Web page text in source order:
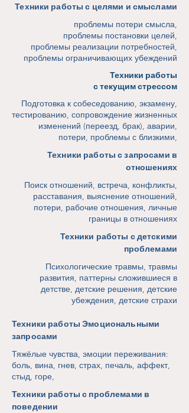
Техники работы с целями и смыслами
проблемы потери смысла,
проблемы постановки целей,
проблемы реализации потребностей,
проблемы ограничивающих убеждений
Техники работы
с текущим стрессом
Подготовка к собеседованию, экзамену,
тестированию, сопровождение жизненных
изменений (переезд, брак), аварии,
потери, проблемы с близкими,
Техники работы с запросами в
отношениях
Поиск отношений, встреча, конфликты,
расставания, выяснение отношений,
потери, рабочие отношения, личные
границы в отношениях
Техники работы с детскими
проблемами
Психологические травмы, травмы
развития, паттерны сложившиеся в
детстве, детские решения, детские
убеждения, детские страхи
Техники работы Эмоциональными
запросами
Тяжёлые чувства, эмоции переживания:
боль, вина, гнев, страх, печаль, аффект,
стыд, горе,
Техники работы с проблемами в
поведении